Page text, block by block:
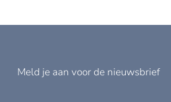
Meld je aan voor de nieuwsbrief